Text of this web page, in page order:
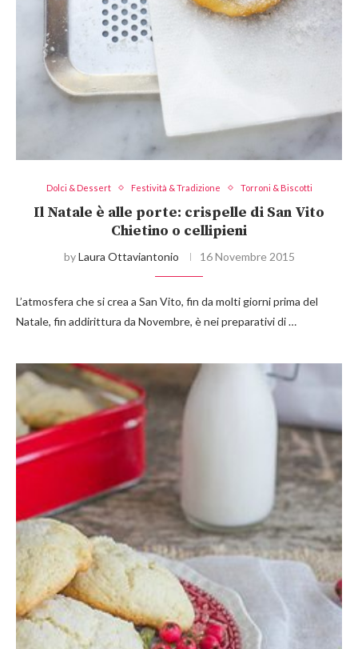
Dolci & Dessert Festività & Tradizione Torroni & Biscotti
Il Natale è alle porte: crispelle di San Vito
Chietino o cellipieni
byLaura Ottaviantonio 16 Novembre 2015
L’atmosfera che si crea a San Vito, fin da molti giorni prima del
Natale, fin addirittura da Novembre, è nei preparativi di …